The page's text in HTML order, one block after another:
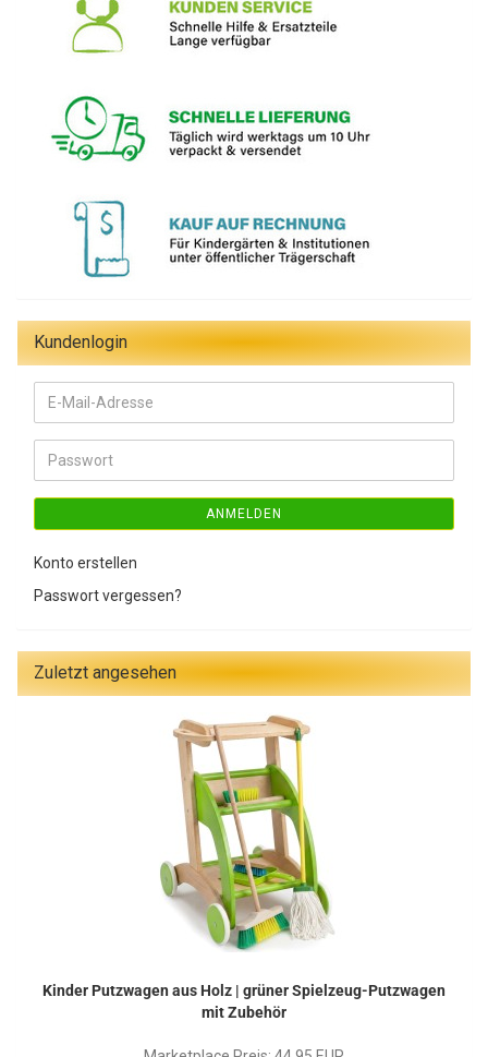
Kundenlogin
E-
Mail-
Adresse
Passwort
ANMELDEN
Konto erstellen
Passwort vergessen?
Zuletzt angesehen
Kinder Putzwagen aus Holz | grüner Spielzeug-Putzwagen
mit Zubehör